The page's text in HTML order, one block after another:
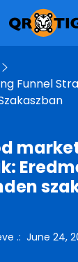
Funnel
.: June 24,